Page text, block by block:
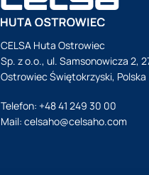
CELSA Huta Ostrowiec
Sp. z o.o., ul. Samsonowicza 2,
Ostrowiec Świętokrzyski, Polska
Telefon: +48 41 249 30 00
Mail: celsaho@celsaho.com